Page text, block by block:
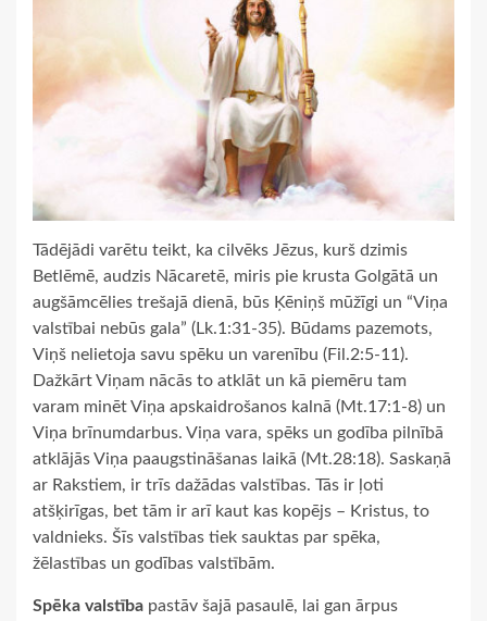
Tādējādi varētu teikt, ka cilvēks Jēzus, kurš dzimis
Betlēmē, audzis Nācaretē, miris pie krusta Golgātā un
augšāmcēlies trešajā dienā, būs Ķēniņš mūžīgi un “Viņa
valstībai nebūs gala” (Lk.1:31-35). Būdams pazemots,
Viņš nelietoja savu spēku un varenību (Fil.2:5-11).
Dažkārt Viņam nācās to atklāt un kā piemēru tam
varam minēt Viņa apskaidrošanos kalnā (Mt.17:1-8) un
Viņa brīnumdarbus. Viņa vara, spēks un godība pilnībā
atklājās Viņa paaugstināšanas laikā (Mt.28:18). Saskaņā
ar Rakstiem, ir trīs dažādas valstības. Tās ir ļoti
atšķirīgas, bet tām ir arī kaut kas kopējs – Kristus, to
valdnieks. Šīs valstības tiek sauktas par spēka,
žēlastības un godības valstībām.
Spēka valstība pastāv šajā pasaulē, lai gan ārpus